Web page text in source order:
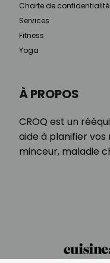
À PROPOS
CROQ est un
aide à planifier vos
minceur, maladie
Charte de confidentialité
Services
Fitness
Yoga